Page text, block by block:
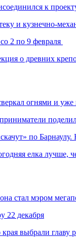
к
и кузнечно-
2 по 9 февраля
о древних
огнями и
по Барнаулу.
елка лучше,
стал мэром
22 декабря
выбрали главу